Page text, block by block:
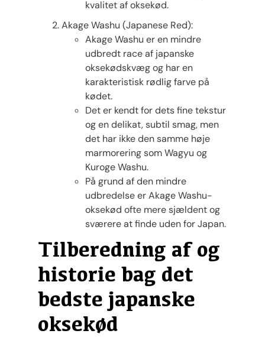
kvalitet af oksekød.
Akage Washu (Japanese Red):
Akage Washu er en mindre
udbredt race af japanske
oksekødskvæg og har en
karakteristisk rødlig farve på
kødet.
Det er kendt for dets fine tekstur
og en delikat, subtil smag, men
det har ikke den samme høje
marmorering som Wagyu og
Kuroge Washu.
På grund af den mindre
udbredelse er Akage Washu-
oksekød ofte mere sjældent og
sværere at finde uden for Japan.
Tilberedning af og
historie bag det
bedste japanske
oksekød